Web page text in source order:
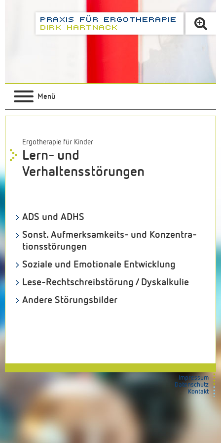
Menü
Ergotherapie für Kinder
Lern- und
Verhaltensstörungen
ADS und ADHS
Sonst. Auf­merk­sam­keits- und Kon­zen­tra­
tions­störungen
Soziale und Emotionale Entwicklung
Lese-Rechtschreib­störung / Dyskalkulie
Andere Störungsbilder
Impressum
Datenschutz
Kontakt